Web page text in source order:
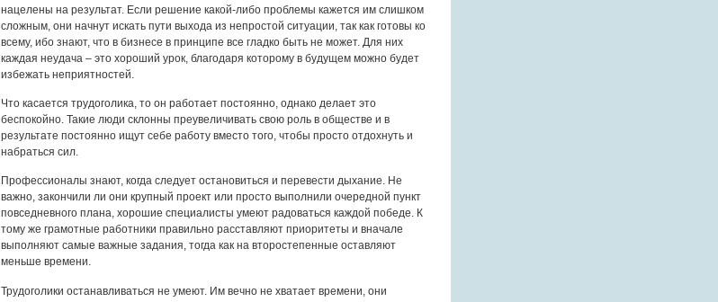
нацелены на результат. Если решение какой-либо проблемы кажется им слишком
сложным, они начнут искать пути выхода из непростой ситуации, так как готовы ко
всему, ибо знают, что в бизнесе в принципе все гладко быть не может. Для них
каждая неудача – это хороший урок, благодаря которому в будущем можно будет
избежать неприятностей.
Что касается трудоголика, то он работает постоянно, однако делает это
беспокойно. Такие люди склонны преувеличивать свою роль в обществе и в
результате постоянно ищут себе работу вместо того, чтобы просто отдохнуть и
набраться сил.
Профессионалы знают, когда следует остановиться и перевести дыхание. Не
важно, закончили ли они крупный проект или просто выполнили очередной пункт
повседневного плана, хорошие специалисты умеют радоваться каждой победе. К
тому же грамотные работники правильно расставляют приоритеты и вначале
выполняют самые важные задания, тогда как на второстепенные оставляют
меньше времени.
Трудоголики останавливаться не умеют. Им вечно не хватает времени, они